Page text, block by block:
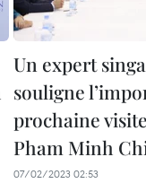
Un expert
souligne
prochaine
Pham Minh
07/02/2023 02:53